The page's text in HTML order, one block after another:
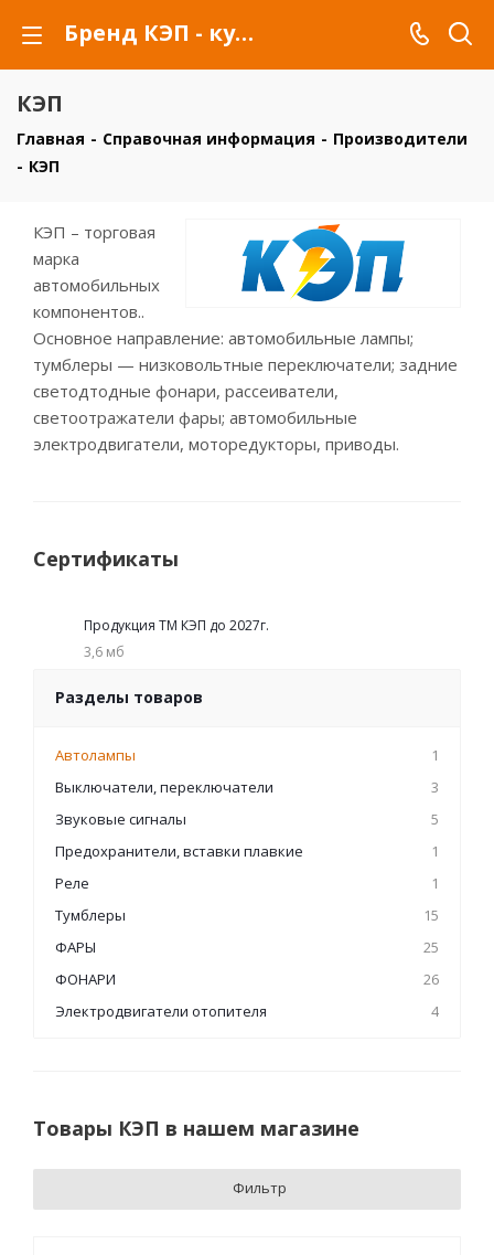
Бренд КЭП - купить товары бренда КЭП
КЭП
Главная - Справочная информация - Производители
- КЭП
КЭП – торговая
марка
автомобильных
компонентов..
Основное направление: автомобильные лампы;
тумблеры — низковольтные переключатели; задние
светодтодные фонари, рассеиватели,
светоотражатели фары; автомобильные
электродвигатели, моторедукторы, приводы.
Сертификаты
Продукция ТМ КЭП до 2027г.
3,6 мб
Разделы товаров
Автолампы
1
Выключатели, переключатели
3
Звуковые сигналы
5
Предохранители, вставки плавкие
1
Реле
1
Тумблеры
15
ФАРЫ
25
ФОНАРИ
26
Электродвигатели отопителя
4
Товары КЭП в нашем магазине
Фильтр